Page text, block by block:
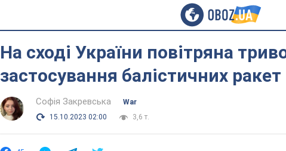
На сході України повітряна
застосування балістичних ракет
Софія Закревська
War
15.10.2023 02:00
3,6 т.